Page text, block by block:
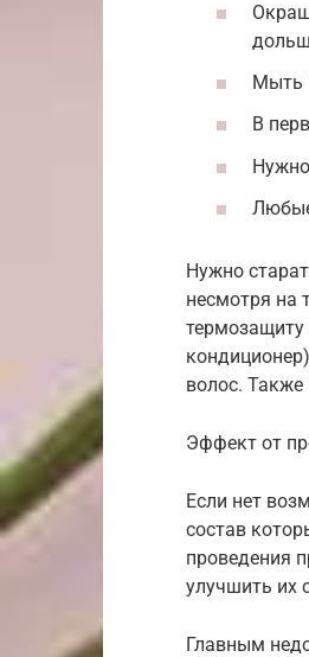
Мыть
В
Нужно
несмотря на
волос.
Эффект от
Если нет
состав
проведения
улучшить их
Главным